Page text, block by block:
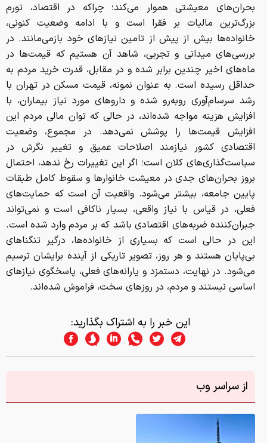
بحران‌های معیشتی هموار می‌کند؛ چراکه در اقتصاد، تورم
بزرگ‌ترین مالیات بر فقرا است و با ادامه وضعیت کنونی،
خانواده‌ها بیش از پیش از تامین نیازهای خود بازمی‌مانند. در
بررسی‌های میدانی و تجربی، شاهد آن هستیم که قیمت‌ها در
ماه‌های اخیر چندین برابر شده و در مقابل، قدرت خرید مردم به
حداقل رسیده است. به عنوان نمونه، قیمت مسکن در تهران با
رشد سرسام‌آوری روبه‌رو شده و داروهای مورد نیاز بیماران، با
افزایش هزینه مواجه شده‌اند، در حالی که توان مالی مردم این
افزایش قیمت‌ها را پوشش نمی‌دهد. در مجموع، وضعیت
اقتصادی کشور نیازمند اصلاحات عمیق و تغییر نگرش در
سیاست‌گذاری‌های کلان است؛ اگر این تغییرات رخ ندهد، احتمال
بروز بحران‌های جدی در معیشت خانوارها و سقوط کامل طبقات
پایین جامعه، بیشتر می‌شود. واقعیت آن است که حمایت‌های
فعلی، در قیاس با نیاز واقعی، بسیار ناکافی است و نمی‌تواند
جبران‌کننده ضربه‌های اقتصادی باشد که بر مردم وارد شده است.
این در حالی است که بسیاری از خانواده‌ها، درگیر تنگناهای
بی‌پایان هستند و هر روز، تصویر تاریکی از آینده برایشان ترسیم
می‌شود. در نهایت، دستمزد و یارانه‌های فعلی، پاسخگوی نیازهای
اساسی نیستند و مردم، در روزهای سخت، فراموش شده‌اند.
این خبر را به اشتراک بگذارید:
از سراسر وب